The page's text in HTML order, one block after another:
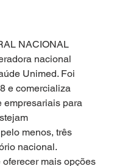
NACIONAL
nacional
Unimed. Foi
e comercializa
empresariais para
menos, três
nacional.
mais opções